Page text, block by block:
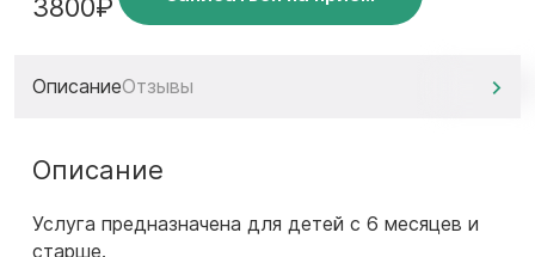
3800₽
ОписаниеОтзывы
Описание
Услуга предназначена для детей с 6 месяцев и
старше.